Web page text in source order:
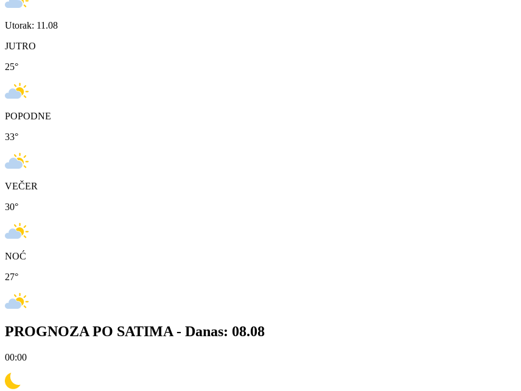
Utorak: 11.08
JUTRO
25°
POPODNE
33°
VEČER
30°
NOĆ
27°
PROGNOZA PO SATIMA - Danas: 08.08
00:00